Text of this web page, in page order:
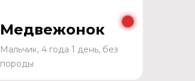
Медвежонок
Мальчик, 4 года 1 день, без
породы